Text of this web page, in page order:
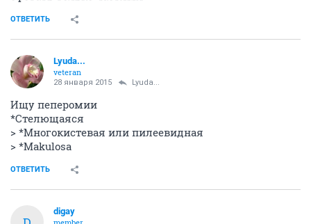
ОТВЕТИТЬ
Lyuda...
veteran
28 января 2015 Lyuda...
Ищу пеперомии
*Стелющаяся
> *Многокистевая или пилеевидная
> *Makulosa
ОТВЕТИТЬ
digay